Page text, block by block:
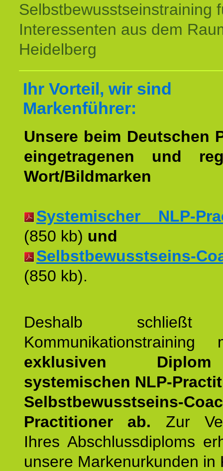
Selbstbewusstseinstraining
Interessenten aus dem
Heidelberg
Ihr Vorteil, wir sind
Markenführer:
Unsere beim Deutschen
eingetragenen und
Wort/Bildmarken
Systemischer NLP-
(850 kb) und
Selbstbewusstseins-
(850 kb).
Deshalb schließt
exklusiven
systemischen NLP-
Selbstbewusstseins-
Practitioner ab. Zur
Ihres Abschlussdiploms
unsere Markenurkunden in